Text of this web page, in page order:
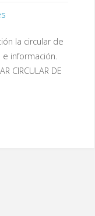
la circular de
información.
CIRCULAR DE